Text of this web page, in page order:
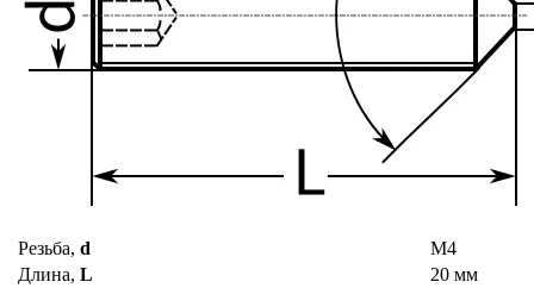
Резьба, d
М4
Длина, L
20 мм